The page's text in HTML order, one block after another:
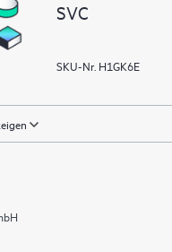
SVC
SKU-Nr. H1GK6E